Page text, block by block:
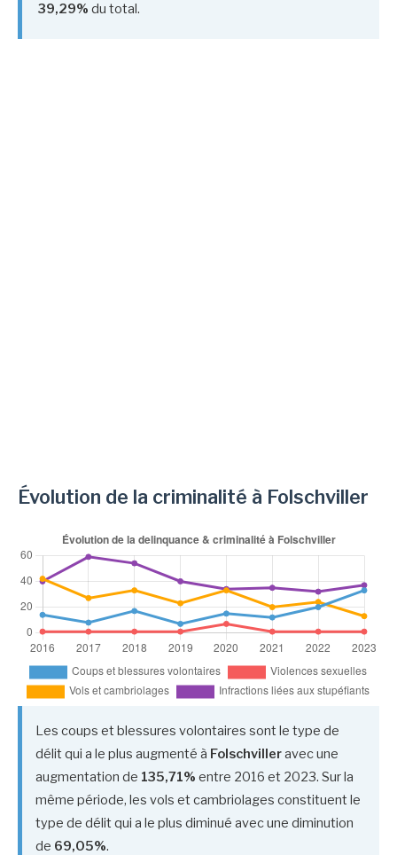
39,29% du total.
Évolution de la criminalité à Folschviller
Les coups et blessures volontaires sont le type de
délit qui a le plus augmenté à Folschvilleravec une
augmentation de 135,71% entre 2016 et 2023. Sur la
même période, les vols et cambriolages constituent le
type de délit qui a le plus diminué avec une diminution
de 69,05%.